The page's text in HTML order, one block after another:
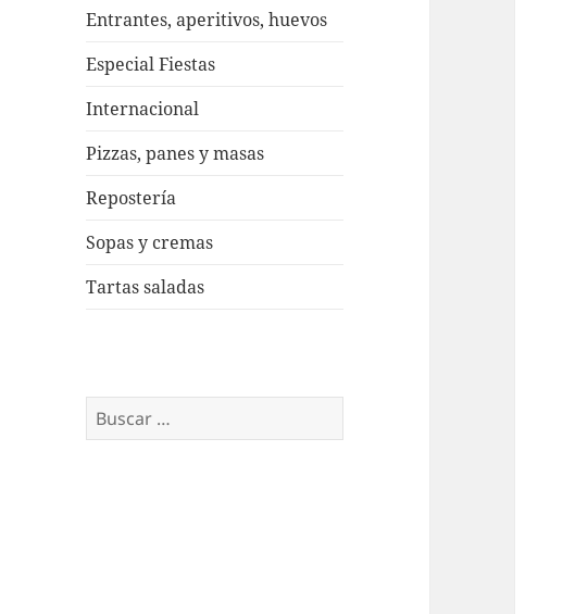
Entrantes, aperitivos, huevos
Especial Fiestas
Internacional
Pizzas, panes y masas
Repostería
Sopas y cremas
Tartas saladas
Buscar: